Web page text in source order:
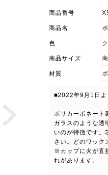
商品番号
商品名
色
商品サイズ
材質
■2022年9月1日よ
ポリカーボネート
ガラスのような透
いのが特徴です。
さい。どのワック
※カップに火が直
れがあります。